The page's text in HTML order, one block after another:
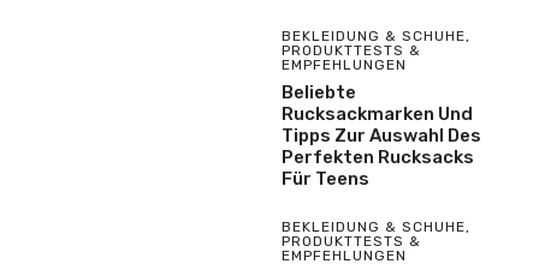
BEKLEIDUNG & SCHUHE,
PRODUKTTESTS &
EMPFEHLUNGEN
Beliebte
Rucksackmarken Und
Tipps Zur Auswahl Des
Perfekten Rucksacks
Für Teens
BEKLEIDUNG & SCHUHE,
PRODUKTTESTS &
EMPFEHLUNGEN